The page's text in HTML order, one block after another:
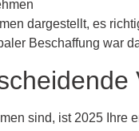
dargestellt, es
Beschaffung war
sind, ist 2025 Ihre